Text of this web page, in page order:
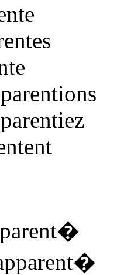
e
es
e
ions
iez
ent
�
�